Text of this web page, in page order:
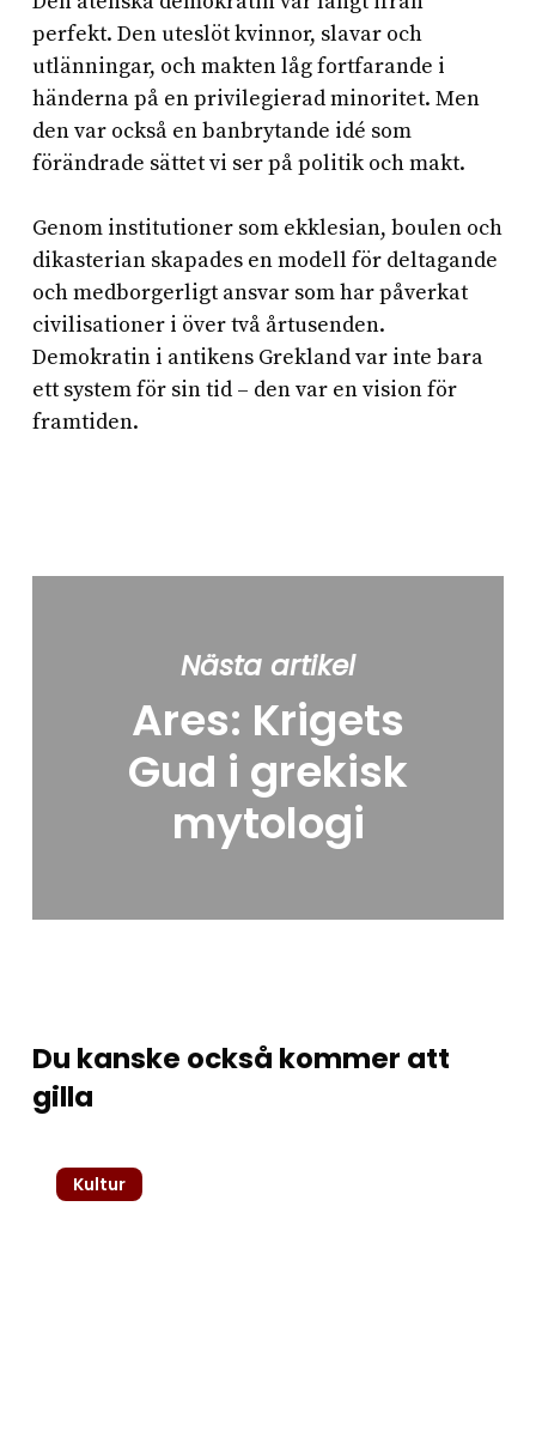
perfekt. Den uteslöt kvinnor, slavar och
utlänningar, och makten låg fortfarande i
händerna på en privilegierad minoritet. Men
den var också en banbrytande idé som
förändrade sättet vi ser på politik och makt.
Genom institutioner som ekklesian, boulen och
dikasterian skapades en modell för deltagande
och medborgerligt ansvar som har påverkat
civilisationer i över två årtusenden.
Demokratin i antikens Grekland var inte bara
ett system för sin tid – den var en vision för
framtiden.
Nästa artikel
Ares: Krigets
Gud i grekisk
mytologi
Du kanske också kommer att
gilla
Kultur